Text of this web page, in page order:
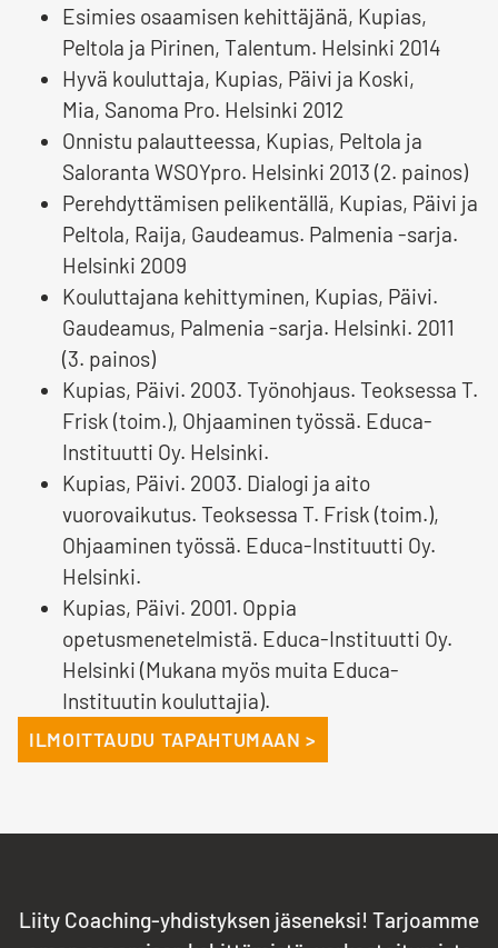
Esimies osaamisen kehittäjänä, Kupias,
Peltola ja Pirinen, Talentum. Helsinki 2014
Hyvä kouluttaja, Kupias, Päivi ja Koski,
Mia, Sanoma Pro. Helsinki 2012
Onnistu palautteessa, Kupias, Peltola ja
Saloranta WSOYpro. Helsinki 2013 (2. painos)
Perehdyttämisen pelikentällä, Kupias, Päivi ja
Peltola, Raija, Gaudeamus. Palmenia -sarja.
Helsinki 2009
Kouluttajana kehittyminen, Kupias, Päivi.
Gaudeamus, Palmenia -sarja. Helsinki. 2011
(3. painos)
Kupias, Päivi. 2003. Työnohjaus. Teoksessa T.
Frisk (toim.), Ohjaaminen työssä. Educa-
Instituutti Oy. Helsinki.
Kupias, Päivi. 2003. Dialogi ja aito
vuorovaikutus. Teoksessa T. Frisk (toim.),
Ohjaaminen työssä. Educa-Instituutti Oy.
Helsinki.
Kupias, Päivi. 2001. Oppia
opetusmenetelmistä. Educa-Instituutti Oy.
Helsinki (Mukana myös muita Educa-
Instituutin kouluttajia).
ILMOITTAUDU TAPAHTUMAAN >
Liity Coaching-yhdistyksen jäseneksi! Tarjoamme